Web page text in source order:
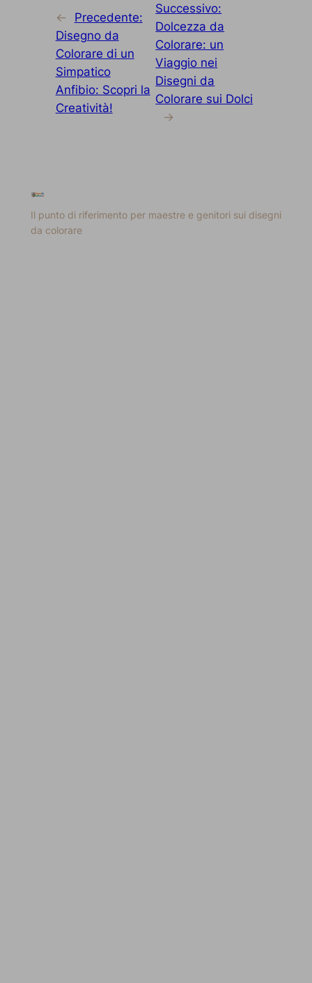
←
Precedente:
Disegno da
Colorare di un
Simpatico
Anfibio: Scopri la
Creatività!
Successivo:
Dolcezza da
Colorare: un
Viaggio nei
Disegni da
Colorare sui Dolci
→
Il punto di riferimento per maestre e genitori sui disegni
da colorare